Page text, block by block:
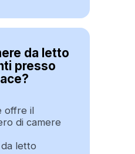
da letto
presso
offre il
di camere
letto